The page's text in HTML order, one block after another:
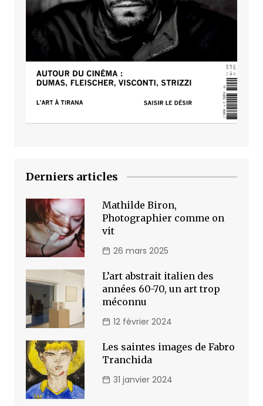
Derniers articles
Mathilde Biron,
Photographier comme on
vit
26 mars 2025
L’art abstrait italien des
années 60-70, un art trop
méconnu
12 février 2024
Les saintes images de Fabro
Tranchida
31 janvier 2024